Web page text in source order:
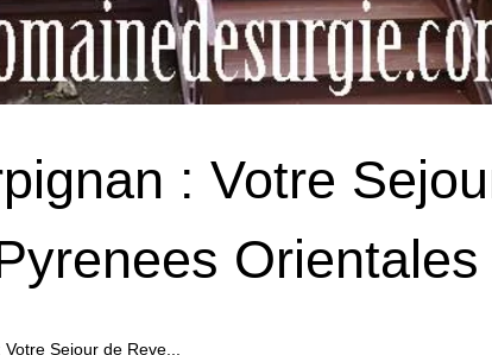
: Votre
Orientales
Sejour de Reve...